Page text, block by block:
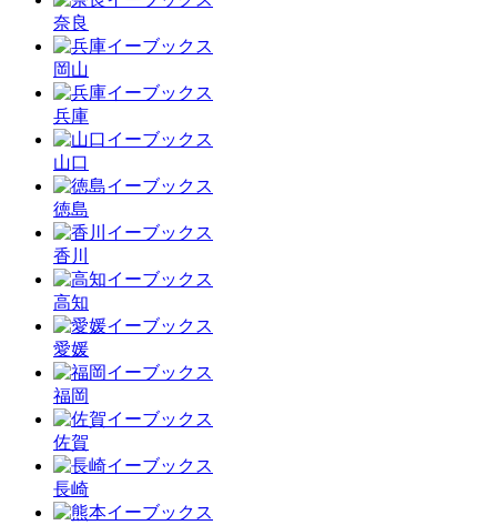
奈良
岡山
兵庫
山口
徳島
香川
高知
愛媛
福岡
佐賀
長崎